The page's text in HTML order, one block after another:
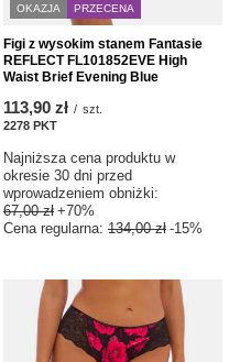
OKAZJA PRZECENA
Figi z wysokim stanem Fantasie
REFLECT FL101852EVE High
Waist Brief Evening Blue
113,90 zł / szt.
2278 PKT
Najniższa cena produktu w
okresie 30 dni przed
wprowadzeniem obniżki:
67,00 zł +70%
Cena regularna: 134,00 zł -15%